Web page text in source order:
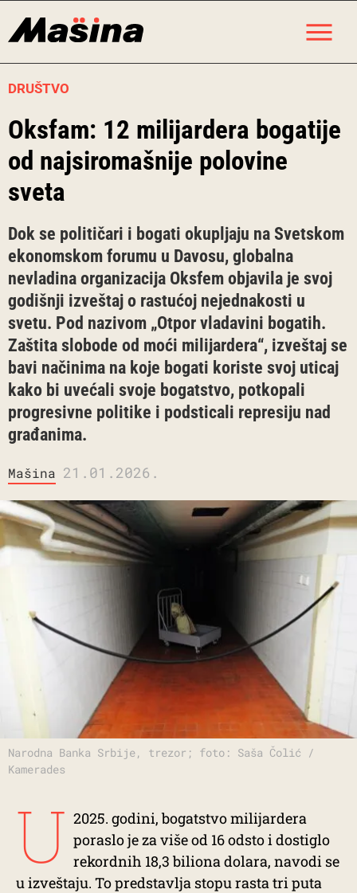
DRUŠTVO
Oksfam: 12 milijardera bogatije
od najsiromašnije polovine
sveta
Dok se političari i bogati okupljaju na Svetskom
ekonomskom forumu u Davosu, globalna
nevladina organizacija Oksfem objavila je svoj
godišnji izveštaj o rastućoj nejednakosti u
svetu. Pod nazivom „Otpor vladavini bogatih.
Zaštita slobode od moći milijardera“, izveštaj se
bavi načinima na koje bogati koriste svoj uticaj
kako bi uvećali svoje bogatstvo, potkopali
progresivne politike i podsticali represiju nad
građanima.
Mašina 21.01.2026.
Narodna Banka Srbije, trezor; foto: Saša Čolić /
Kamerades
U 2025. godini, bogatstvo milijardera
poraslo je za više od 16 odsto i dostiglo
rekordnih 18,3 biliona dolara, navodi se
u izveštaju. To predstavlja stopu rasta tri puta